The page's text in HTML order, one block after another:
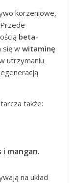
korzeniowe,
beta-
się wwitaminę
utrzymaniu
także:
i mangan.
na układ